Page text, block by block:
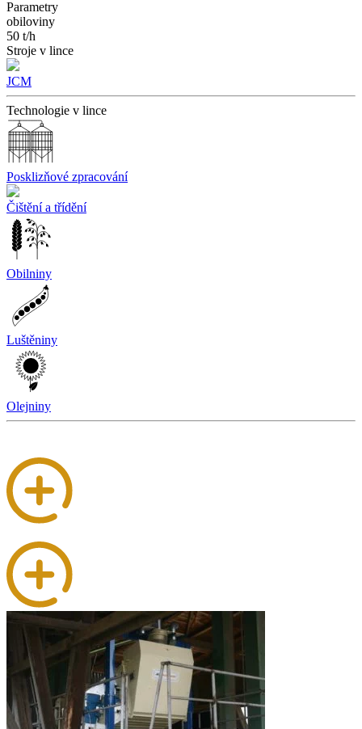
Parametry
obiloviny
50 t/h
Stroje v lince
JCM
Technologie v lince
Posklizňové zpracování
Čištění a třídění
Obilniny
Luštěniny
Olejniny